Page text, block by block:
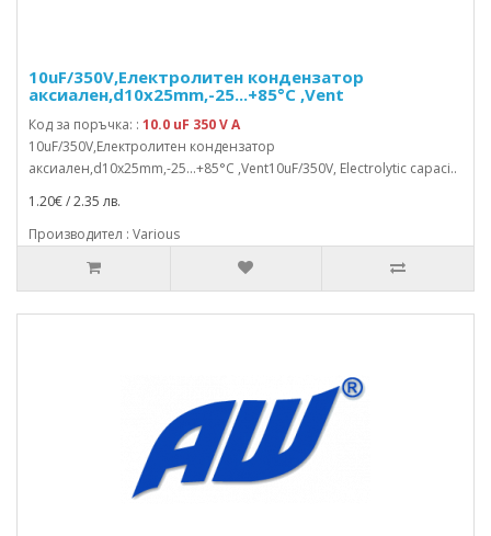
10uF/350V,Електролитен кондензатор
аксиален,d10x25mm,-25...+85°C ,Vent
Код за поръчка: : 10.0 uF 350 V A
10uF/350V,Електролитен кондензатор
аксиален,d10x25mm,-25...+85°C ,Vent10uF/350V, Electrolytic capaci..
1.20€ / 2.35 лв.
Производител : Various